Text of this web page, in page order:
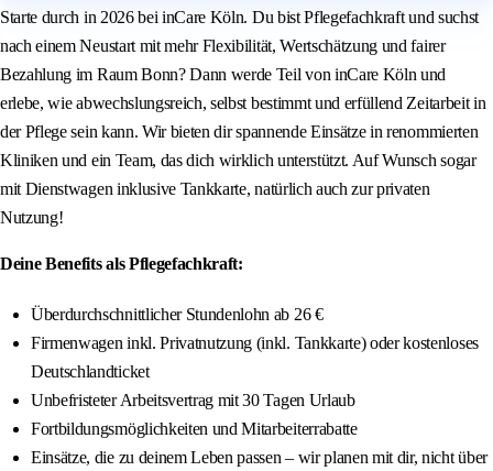
Starte durch in 2026 bei inCare Köln. Du bist Pflegefachkraft und suchst
nach einem Neustart mit mehr Flexibilität, Wertschätzung und fairer
Bezahlung im Raum Bonn? Dann werde Teil von inCare Köln und
erlebe, wie abwechslungsreich, selbst bestimmt und erfüllend Zeitarbeit in
der Pflege sein kann. Wir bieten dir spannende Einsätze in renommierten
Kliniken und ein Team, das dich wirklich unterstützt. Auf Wunsch sogar
mit Dienstwagen inklusive Tankkarte, natürlich auch zur privaten
Nutzung!
Deine Benefits als Pflegefachkraft:
Überdurchschnittlicher Stundenlohn ab 26 €
Firmenwagen inkl. Privatnutzung (inkl. Tankkarte) oder kostenloses
Deutschlandticket
Unbefristeter Arbeitsvertrag mit 30 Tagen Urlaub
Fortbildungsmöglichkeiten und Mitarbeiterrabatte
Einsätze, die zu deinem Leben passen – wir planen mit dir, nicht über